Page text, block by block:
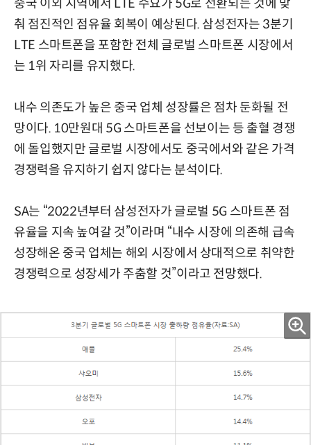
중국 이외 지역에서 LTE 수요가 5G로 전환되는 것에 맞
춰 점진적인 점유율 회복이 예상된다. 삼성전자는 3분기
LTE 스마트폰을 포함한 전체 글로벌 스마트폰 시장에서
는 1위 자리를 유지했다.
내수 의존도가 높은 중국 업체 성장률은 점차 둔화될 전
망이다. 10만원대 5G 스마트폰을 선보이는 등 출혈 경쟁
에 돌입했지만 글로벌 시장에서도 중국에서와 같은 가격
경쟁력을 유지하기 쉽지 않다는 분석이다.
SA는 “2022년부터 삼성전자가 글로벌 5G 스마트폰 점
유율을 지속 높여갈 것”이라며 “내수 시장에 의존해 급속
성장해온 중국 업체는 해외 시장에서 상대적으로 취약한
경쟁력으로 성장세가 주춤할 것”이라고 전망했다.